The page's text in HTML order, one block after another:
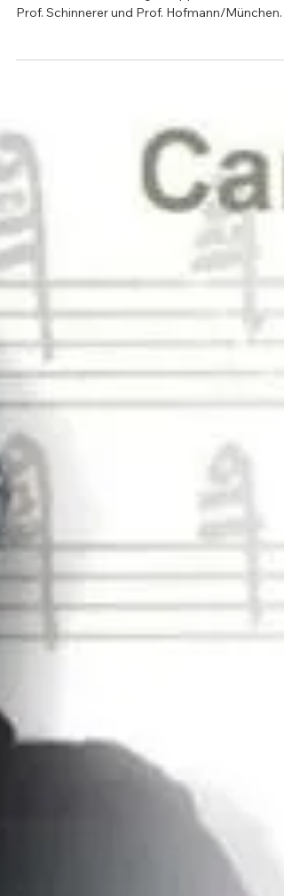
Walter Koch - Maler geb. 1905 in Augsburg
Starnberger See, auf der Staffelalm bei Kochel
und in Südtirol. Mitglied der Künstlergilde
Landsberg-Lech-Ammersee. 1939
in der Ukraine. 1944 als vermisst gemeldet.
https://marjorie-wiki.de/wiki/Walter_Koch_(Male